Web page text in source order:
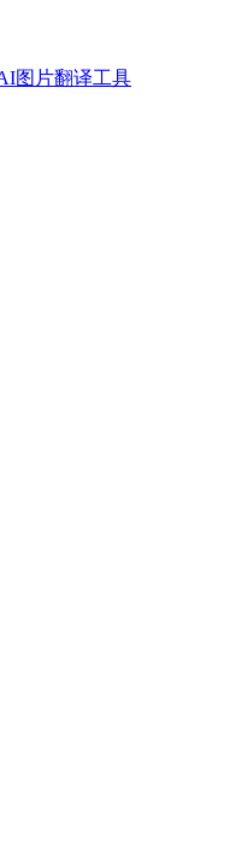
图片翻译工具